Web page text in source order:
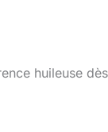
huileuse